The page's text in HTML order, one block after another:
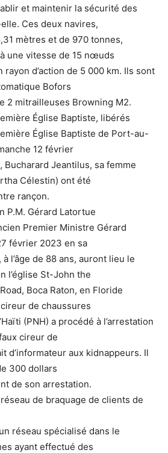
et maintenir la sécurité des
Ces deux navires,
mètres et de 970 tonnes,
une vitesse de 15 nœuds
rayon d’action de 5 000 km. Ils sont
Bofors
2 mitrailleuses Browning M2.
Église Baptiste, libérés
Église Baptiste de Port-au-
12 février
Bucharard Jeantilus, sa femme
Célestin) ont été
rançon.
P.M. Gérard Latortue
Premier Ministre Gérard
février 2023 en sa
l’âge de 88 ans, auront lieu le
l’église St-John the
Boca Raton, en Floride
de chaussures
(PNH) a procédé à l’arrestation
cireur de
d’informateur aux kidnappeurs. Il
300 dollars
de son arrestation.
de braquage de clients de
réseau spécialisé dans le
ayant effectué des